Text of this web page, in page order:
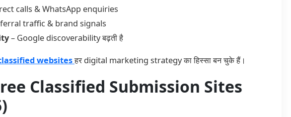
calls & WhatsApp enquiries
traffic & brand signals
– Google discoverability बढ़ती है
websitesहर digital marketing strategy का हिस्सा बन चुके हैं।
Classified Submission Sites